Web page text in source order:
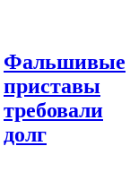
Фальшивые
приставы
требовали
долг